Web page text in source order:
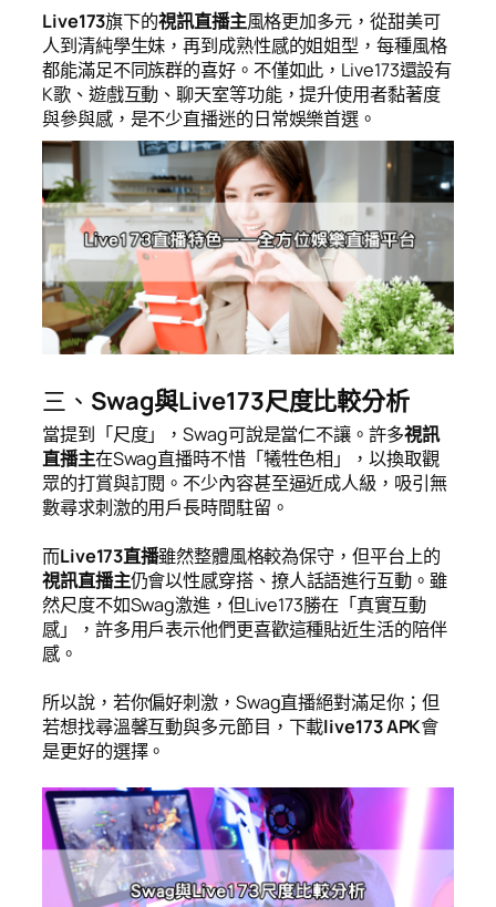
Live173旗下的視訊直播主風格更加多元，從甜美可
人到清純學生妹，再到成熟性感的姐姐型，每種風格
都能滿足不同族群的喜好。不僅如此，Live173還設有
K歌、遊戲互動、聊天室等功能，提升使用者黏著度
與參與感，是不少直播迷的日常娛樂首選。
三、 Swag與Live173尺度比較分析
當提到「尺度」，Swag可說是當仁不讓。許多視訊
直播主在Swag直播時不惜「犧牲色相」，以換取觀
眾的打賞與訂閱。不少內容甚至逼近成人級，吸引無
數尋求刺激的用戶長時間駐留。
而Live173直播雖然整體風格較為保守，但平台上的
視訊直播主仍會以性感穿搭、撩人話語進行互動。雖
然尺度不如Swag激進，但Live173勝在「真實互動
感」，許多用戶表示他們更喜歡這種貼近生活的陪伴
感。
所以說，若你偏好刺激，Swag直播絕對滿足你；但
若想找尋溫馨互動與多元節目，下載live173 APK會
是更好的選擇。